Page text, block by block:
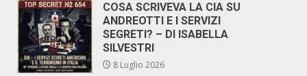
COSA SCRIVEVA LA CIA SU
ANDREOTTI E I SERVIZI
SEGRETI? – DI ISABELLA
SILVESTRI
8 Luglio 2026